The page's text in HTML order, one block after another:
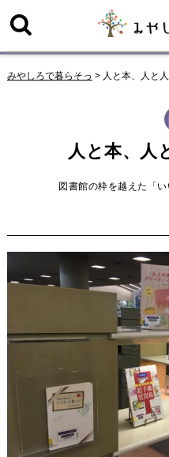
みやしろで暮らそっ > 人と本、人と
人と本、人
図書館の枠を越えた「